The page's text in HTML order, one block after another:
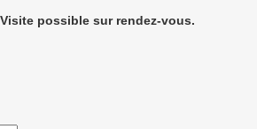
possible sur rendez-vous.